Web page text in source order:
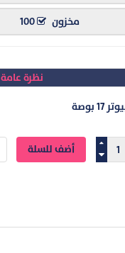
مخزون
نظرة عامة
بوصة